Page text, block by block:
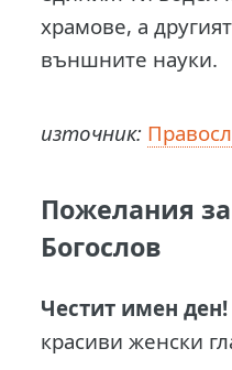
храмове, а
външните науки.
източник:
Пожелания
Богослов
Честит имен ден!
красиви женски